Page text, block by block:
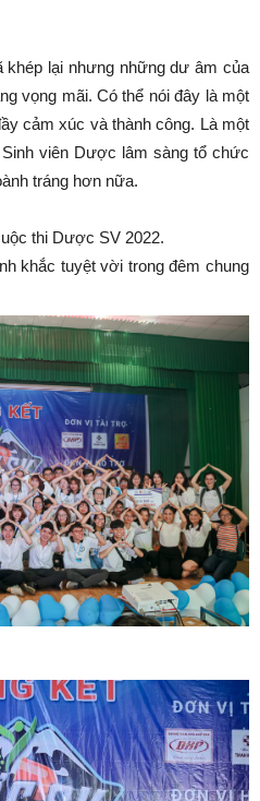
lại nhưng những dư âm của
vọng mãi. Có thể nói đây là một
cảm xúc và thành công. Là một
viên Dược lâm sàng tổ chức
tráng hơn nữa.
thi Dược SV 2022.
khắc tuyệt vời trong đêm chung